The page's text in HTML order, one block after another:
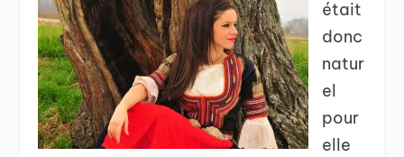
était
donc
natur
el
pour
elle